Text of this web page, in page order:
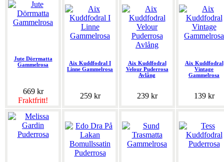
Jute Dörrmatta
Gammelrosa
669 kr
Fraktfritt!
Aix Kuddfodral I
Linne Gammelrosa
259 kr
Aix Kuddfodral
Velour Puderrosa
Avlång
239 kr
Aix Kuddfodral
Vintage
Gammelrosa
139 kr